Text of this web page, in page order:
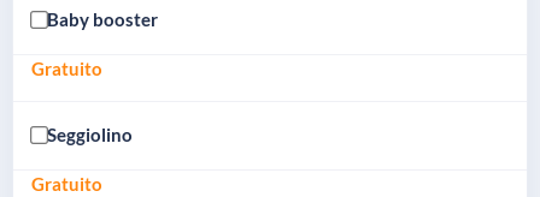
Baby booster
Gratuito
Seggiolino
Gratuito